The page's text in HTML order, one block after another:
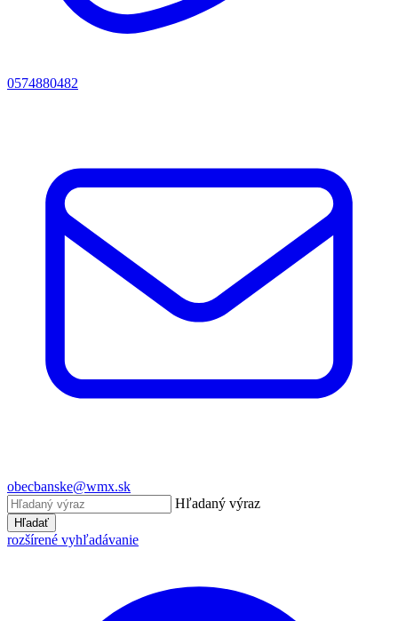
0574880482
obecbanske@wmx.sk
Hľadaný výraz
Hľadať
rozšírené vyhľadávanie